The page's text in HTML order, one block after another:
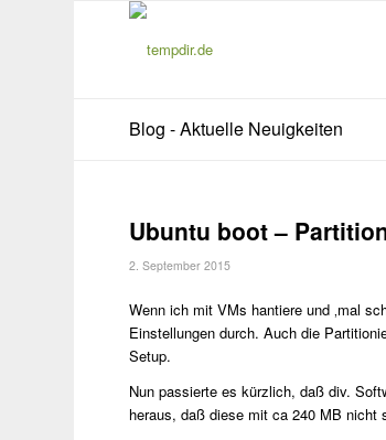
Blog - Aktuelle Neuigkeiten
Ubuntu boot –
2. September 2015
Wenn ich mit VMs hantiere und ‚mal
Einstellungen durch. Auch die
Setup.
Nun passierte es kürzlich, daß div.
heraus, daß diese mit ca 240 MB nicht